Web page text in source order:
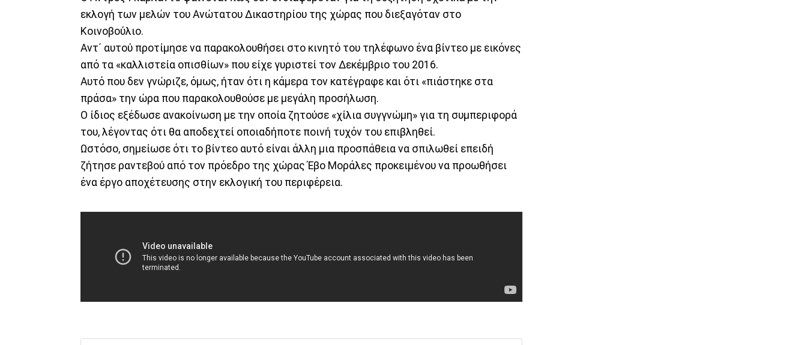
εκλογή των μελών του Ανώτατου Δικαστηρίου της χώρας που διεξαγόταν στο
Κοινοβούλιο.
Αντ΄ αυτού προτίμησε να παρακολουθήσει στο κινητό του τηλέφωνο ένα βίντεο με εικόνες
από τα «καλλιστεία οπισθίων» που είχε γυριστεί τον Δεκέμβριο του 2016.
Αυτό που δεν γνώριζε, όμως, ήταν ότι η κάμερα τον κατέγραφε και ότι «πιάστηκε στα
πράσα» την ώρα που παρακολουθούσε με μεγάλη προσήλωση.
Ο ίδιος εξέδωσε ανακοίνωση με την οποία ζητούσε «χίλια συγγνώμη» για τη συμπεριφορά
του, λέγοντας ότι θα αποδεχτεί οποιαδήποτε ποινή τυχόν του επιβληθεί.
Ωστόσο, σημείωσε ότι το βίντεο αυτό είναι άλλη μια προσπάθεια να σπιλωθεί επειδή
ζήτησε ραντεβού από τον πρόεδρο της χώρας Έβο Μοράλες προκειμένου να προωθήσει
ένα έργο αποχέτευσης στην εκλογική του περιφέρεια.